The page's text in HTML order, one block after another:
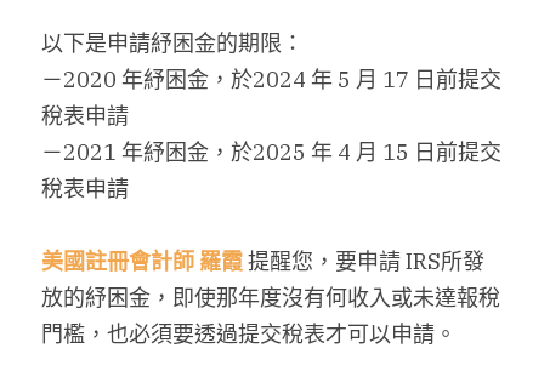
以下是申請紓困金的期限：
－2020 年紓困金，於2024 年 5 月 17 日前提交
稅表申請
－2021 年紓困金，於2025 年 4 月 15 日前提交
稅表申請
美國註冊會計師 羅霞 提醒您，要申請 IRS所發
放的紓困金，即使那年度沒有何收入或未達報稅
門檻，也必須要透過提交稅表才可以申請。